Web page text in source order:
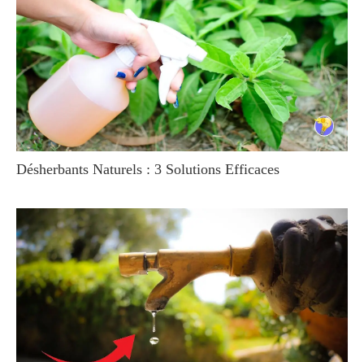
Désherbants Naturels : 3 Solutions Efficaces